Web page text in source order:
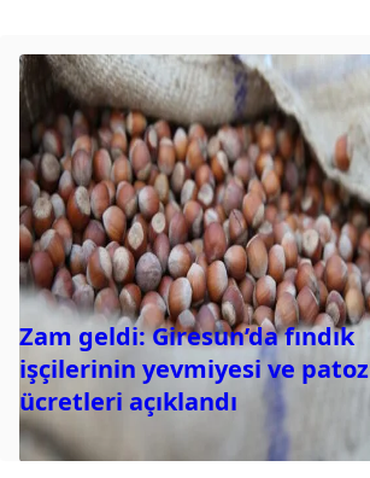
Zam geldi: Giresun’da fındık
işçilerinin yevmiyesi ve patoz
ücretleri açıklandı